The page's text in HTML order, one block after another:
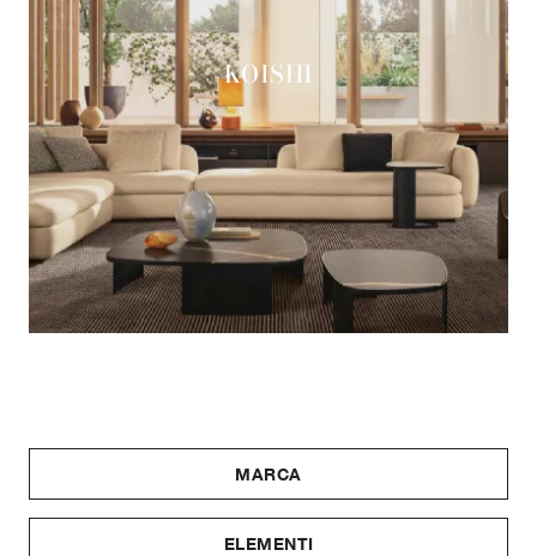
MARCA
ELEMENTI
KOISHI